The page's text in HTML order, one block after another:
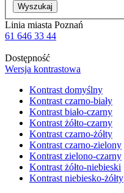
Wyszukaj
Linia miasta Poznań
61 646 33 44
Dostępność
Wersja kontrastowa
Kontrast domyślny
Kontrast czarno-biały
Kontrast biało-czarny
Kontrast żółto-czarny
Kontrast czarno-żółty
Kontrast czarno-zielony
Kontrast zielono-czarny
Kontrast żółto-niebieski
Kontrast niebiesko-żółty